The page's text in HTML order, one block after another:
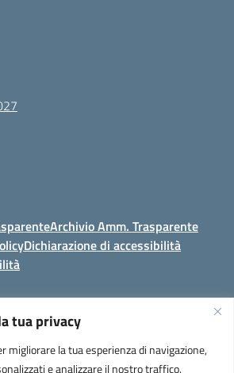
tua privacy
migliorare la tua esperienza di navigazione,
e analizzare il nostro traffico.
Archivio Amm. Trasparente
Dichiarazione di accessibilità
e Fossalta di Portogruaro- Via